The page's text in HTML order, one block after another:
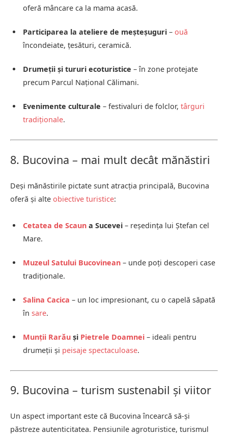
oferă mâncare ca la mama acasă.
Participarea la ateliere de meșteșuguri – ouă
încondeiate, țesături, ceramică.
Drumeții și tururi ecoturistice – în zone protejate
precum Parcul Național Călimani.
Evenimente culturale – festivaluri de folclor, târguri
tradiționale.
8. Bucovina – mai mult decât mănăstiri
Deși mănăstirile pictate sunt atracția principală, Bucovina
oferă și alte obiective turistice:
Cetatea de Scaun a Sucevei – reședința lui Ștefan cel
Mare.
Muzeul Satului Bucovinean – unde poți descoperi case
tradiționale.
Salina Cacica – un loc impresionant, cu o capelă săpată
în sare.
Munții Rarău și Pietrele Doamnei – ideali pentru
drumeții și peisaje spectaculoase.
9. Bucovina – turism sustenabil și viitor
Un aspect important este că Bucovina încearcă să-și
păstreze autenticitatea. Pensiunile agroturistice, turismul